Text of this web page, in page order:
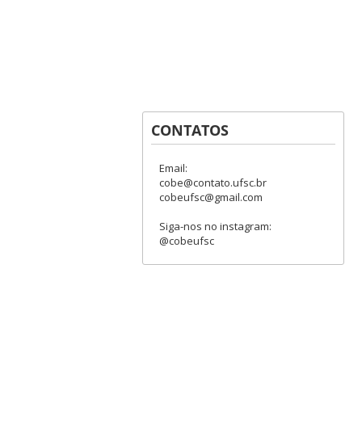
CONTATOS
Email:
cobe@contato.ufsc.br
cobeufsc@gmail.com
Siga-nos no instagram:
@cobeufsc